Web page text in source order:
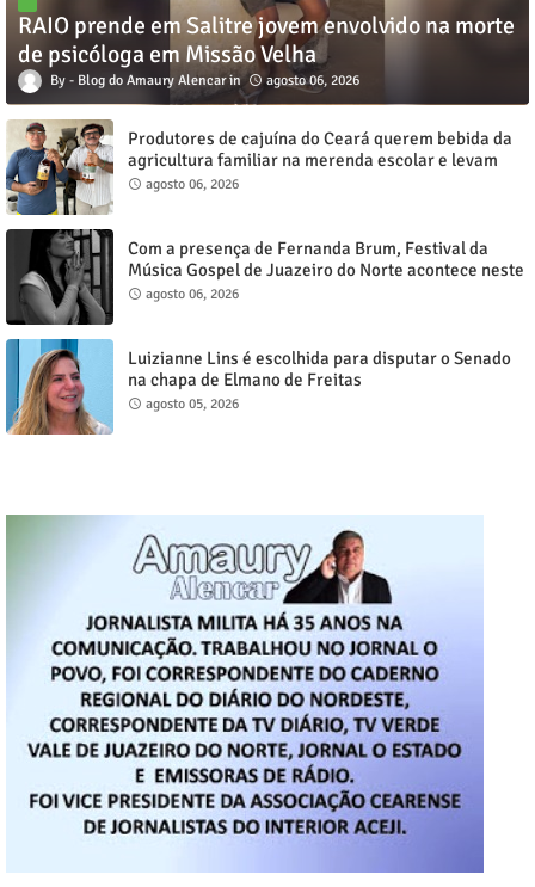
RAIO prende em Salitre jovem envolvido na morte
de psicóloga em Missão Velha
Blog do Amaury Alencar agosto 06, 2026
Produtores de cajuína do Ceará querem bebida da
agricultura familiar na merenda escolar e levam
reivindicação à agenda política
agosto 06, 2026
Com a presença de Fernanda Brum, Festival da
Música Gospel de Juazeiro do Norte acontece neste
sábado, 8
agosto 06, 2026
Luizianne Lins é escolhida para disputar o Senado
na chapa de Elmano de Freitas
agosto 05, 2026